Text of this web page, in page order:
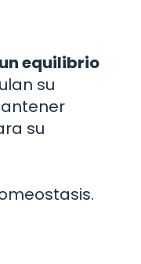
equilibrio
su
su